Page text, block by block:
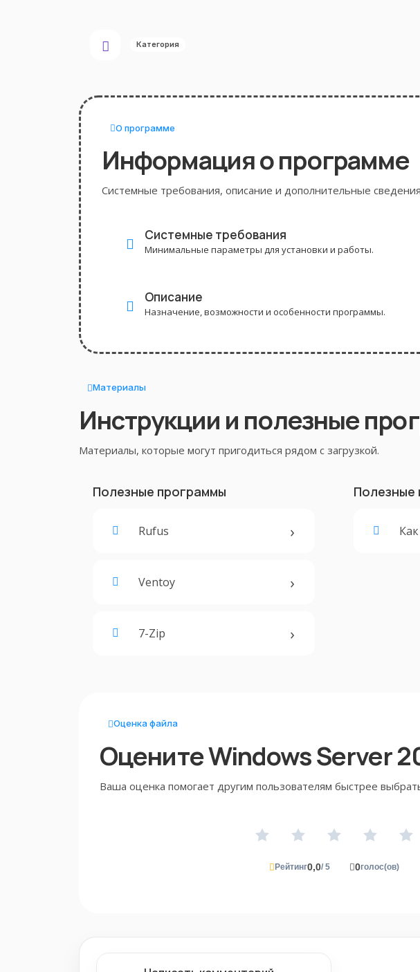
Категория
О программе
Информация о программе
Системные требования, описание и дополнительные
Системные требования
Минимальные параметры для установки и работы.
Описание
Назначение, возможности и особенности программы.
Материалы
Инструкции и полезные
Материалы, которые могут пригодиться рядом с загрузкой.
Полезные программы
Rufus
Ventoy
7-Zip
Полезные
Оценка файла
Оцените Windows Server
Ваша оценка помогает другим пользователям быстрее
Рейтинг0,0/ 5 0голос(ов)